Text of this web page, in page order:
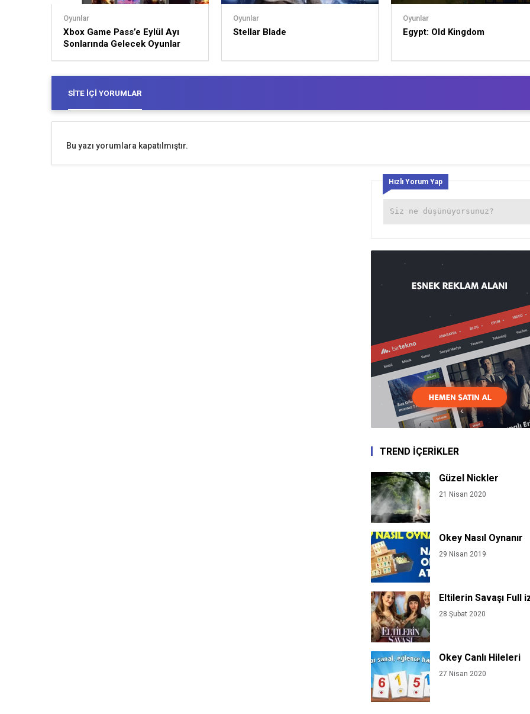
Oyunlar
Xbox Game Pass’e Eylül Ayı
Sonlarında Gelecek Oyunlar
Oyunlar
Stellar Blade
Oyunlar
Egypt: Old Kingdom
SITE İÇI YORUMLAR
Bu yazı yorumlara kapatılmıştır.
Hızlı Yorum Yap
TREND İÇERİKLER
Güzel Nickler
21 Nisan 2020
Okey Nasıl Oynanır
29 Nisan 2019
Eltilerin Savaşı Full
28 Şubat 2020
Okey Canlı Hileleri
27 Nisan 2020